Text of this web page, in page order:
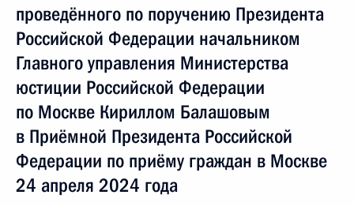
проведённого по поручению Президента
Российской Федерации начальником
Главного управления Министерства
юстиции Российской Федерации
по Москве Кириллом Балашовым
в Приёмной Президента Российской
Федерации по приёму граждан в Москве
24 апреля 2024 года